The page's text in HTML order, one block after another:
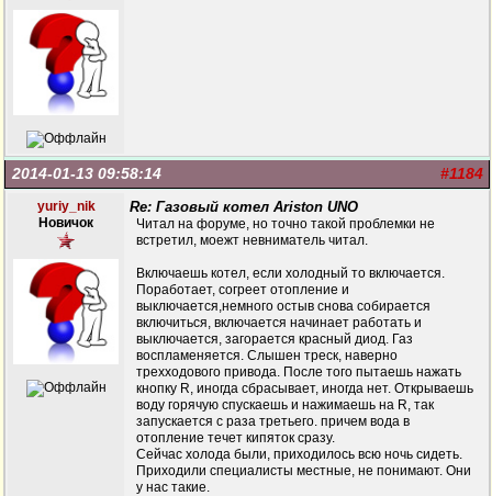
#1184
2014-01-13 09:58:14
yuriy_nik
Новичок
Re: Газовый котел Ariston UNO
Читал на форуме, но точно такой проблемки не
встретил, моежт невниматель читал.
Включаешь котел, если холодный то включается.
Поработает, согреет отопление и
выключается,немного остыв снова собирается
включиться, включается начинает работать и
выключается, загорается красный диод. Газ
воспламеняется. Слышен треск, наверно
трехходового привода. После того пытаешь нажать
кнопку R, иногда сбрасывает, иногда нет. Открываешь
воду горячую спускаешь и нажимаешь на R, так
запускается с раза третьего. причем вода в
отопление течет кипяток сразу.
Сейчас холода были, приходилось всю ночь сидеть.
Приходили специалисты местные, не понимают. Они
у нас такие.